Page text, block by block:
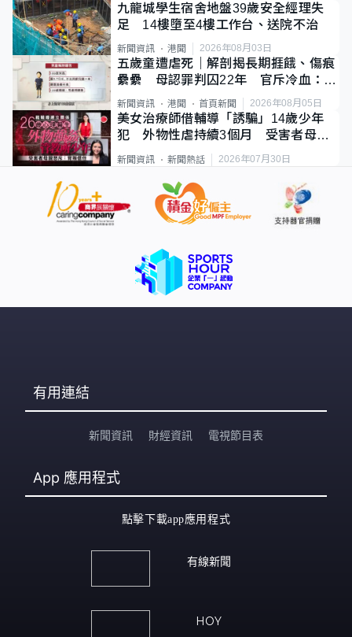
九龍城學生宿舍地盤39歲安全經理失
足 14樓墮至4樓工作台、送院不治
新聞資訊 港聞 2026年08月03日
五歲童遭虐死｜解剖揭長期捱餓、傷痕
纍纍 母認罪判囚22年 官斥冷血：同
類案最惡劣
新聞資訊 港聞 首頁新聞 2026年08月05日
美女治療師借輔導「誘騙」14歲少年
犯 外物性虐持續3個月 受害者母：
要保護其他人
新聞資訊 新聞熱話 2026年07月30日
有用連結
新聞資訊 財經資訊 電視節目表
App 應用程式
點擊下載app應用程式
有線新聞
HOY